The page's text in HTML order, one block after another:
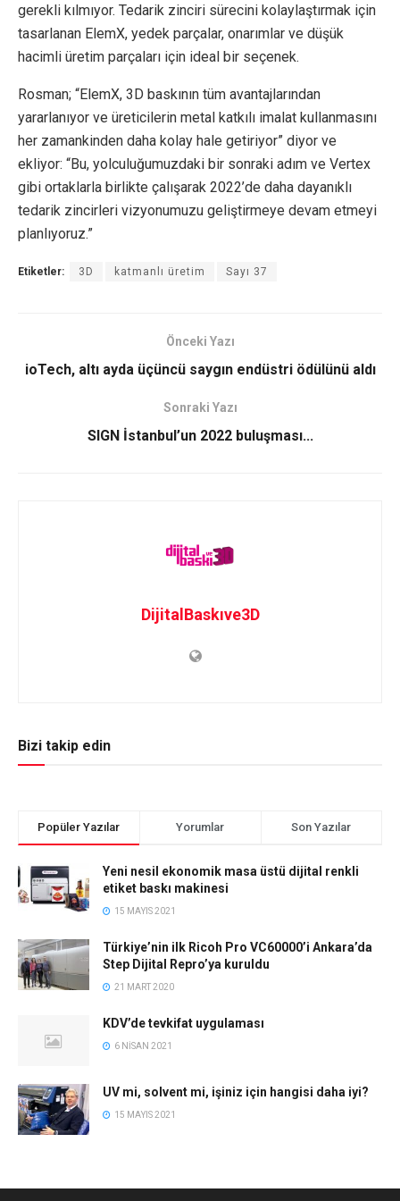
gerekli kılmıyor. Tedarik zinciri sürecini kolaylaştırmak için
tasarlanan ElemX, yedek parçalar, onarımlar ve düşük
hacimli üretim parçaları için ideal bir seçenek.
Rosman; “ElemX, 3D baskının tüm avantajlarından
yararlanıyor ve üreticilerin metal katkılı imalat kullanmasını
her zamankinden daha kolay hale getiriyor” diyor ve
ekliyor: “Bu, yolculuğumuzdaki bir sonraki adım ve Vertex
gibi ortaklarla birlikte çalışarak 2022’de daha dayanıklı
tedarik zincirleri vizyonumuzu geliştirmeye devam etmeyi
planlıyoruz.”
Etiketler: 3D katmanlı üretim Sayı 37
Önceki Yazı
ioTech, altı ayda üçüncü saygın endüstri ödülünü aldı
Sonraki Yazı
SIGN İstanbul’un 2022 buluşması...
DijitalBaskıve3D
Bizi takip edin
Popüler Yazılar Yorumlar Son Yazılar
Yeni nesil ekonomik masa üstü dijital renkli
etiket baskı makinesi
15 MAYIS 2021
Türkiye’nin ilk Ricoh Pro VC60000’i Ankara’da
Step Dijital Repro’ya kuruldu
21 MART 2020
KDV’de tevkifat uygulaması
6 NISAN 2021
UV mi, solvent mi, işiniz için hangisi daha iyi?
15 MAYIS 2021